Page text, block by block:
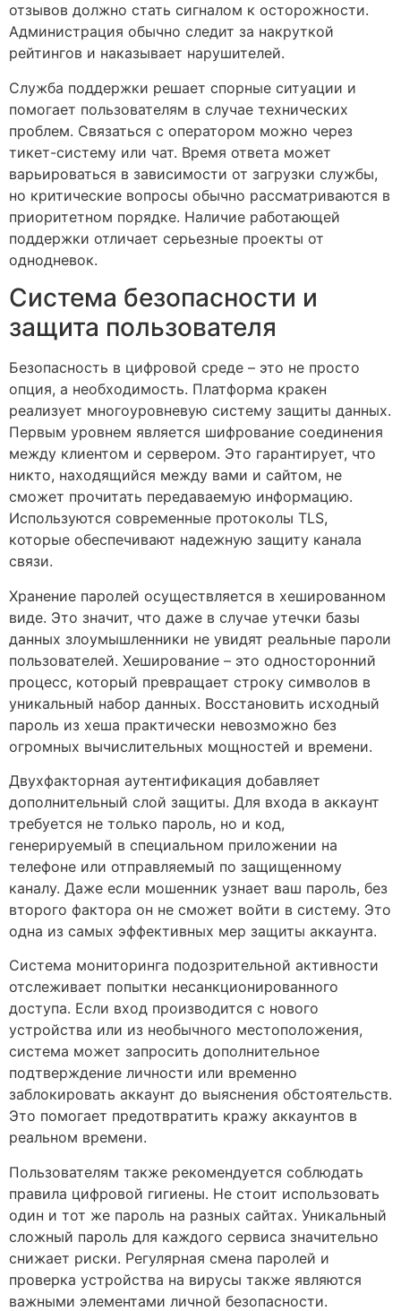
отзывов должно стать сигналом к осторожности.
Администрация обычно следит за накруткой
рейтингов и наказывает нарушителей.
Служба поддержки решает спорные ситуации и
помогает пользователям в случае технических
проблем. Связаться с оператором можно через
тикет-систему или чат. Время ответа может
варьироваться в зависимости от загрузки службы,
но критические вопросы обычно рассматриваются в
приоритетном порядке. Наличие работающей
поддержки отличает серьезные проекты от
однодневок.
Система безопасности и
защита пользователя
Безопасность в цифровой среде – это не просто
опция, а необходимость. Платформа кракен
реализует многоуровневую систему защиты данных.
Первым уровнем является шифрование соединения
между клиентом и сервером. Это гарантирует, что
никто, находящийся между вами и сайтом, не
сможет прочитать передаваемую информацию.
Используются современные протоколы TLS,
которые обеспечивают надежную защиту канала
связи.
Хранение паролей осуществляется в хешированном
виде. Это значит, что даже в случае утечки базы
данных злоумышленники не увидят реальные пароли
пользователей. Хеширование – это односторонний
процесс, который превращает строку символов в
уникальный набор данных. Восстановить исходный
пароль из хеша практически невозможно без
огромных вычислительных мощностей и времени.
Двухфакторная аутентификация добавляет
дополнительный слой защиты. Для входа в аккаунт
требуется не только пароль, но и код,
генерируемый в специальном приложении на
телефоне или отправляемый по защищенному
каналу. Даже если мошенник узнает ваш пароль, без
второго фактора он не сможет войти в систему. Это
одна из самых эффективных мер защиты аккаунта.
Система мониторинга подозрительной активности
отслеживает попытки несанкционированного
доступа. Если вход производится с нового
устройства или из необычного местоположения,
система может запросить дополнительное
подтверждение личности или временно
заблокировать аккаунт до выяснения обстоятельств.
Это помогает предотвратить кражу аккаунтов в
реальном времени.
Пользователям также рекомендуется соблюдать
правила цифровой гигиены. Не стоит использовать
один и тот же пароль на разных сайтах. Уникальный
сложный пароль для каждого сервиса значительно
снижает риски. Регулярная смена паролей и
проверка устройства на вирусы также являются
важными элементами личной безопасности.